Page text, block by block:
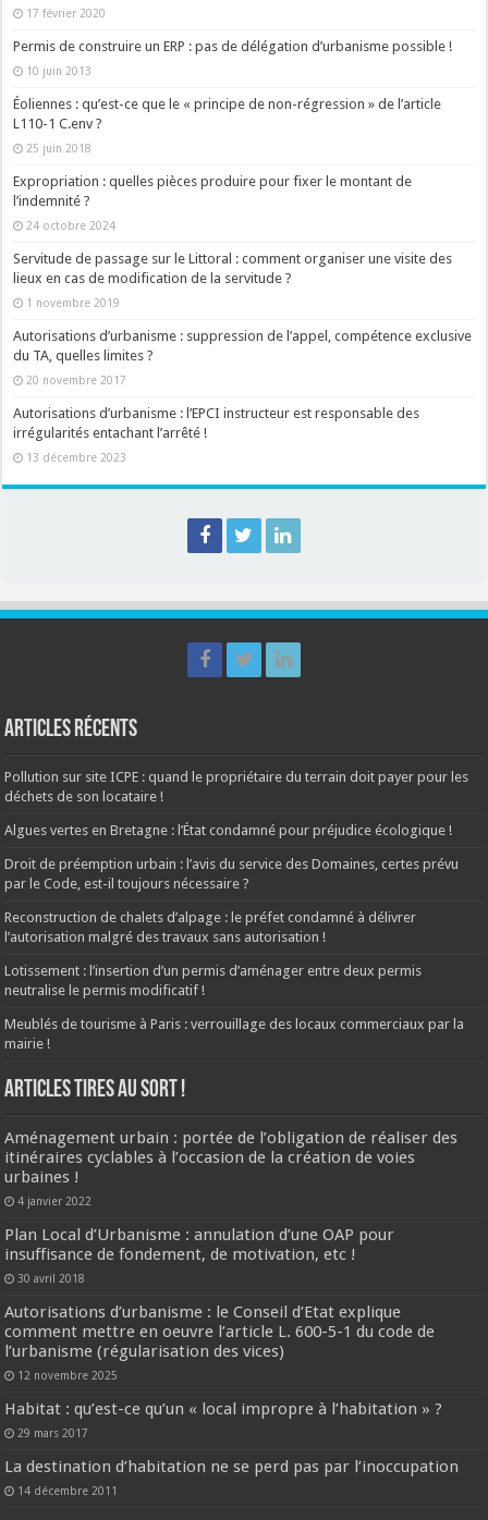
17 février 2020
Permis de construire un ERP : pas de délégation d’urbanisme possible !
10 juin 2013
Éoliennes : qu’est-ce que le « principe de non-régression » de l’article
L110-1 C.env ?
25 juin 2018
Expropriation : quelles pièces produire pour fixer le montant de
l’indemnité ?
24 octobre 2024
Servitude de passage sur le Littoral : comment organiser une visite des
lieux en cas de modification de la servitude ?
1 novembre 2019
Autorisations d’urbanisme : suppression de l’appel, compétence exclusive
du TA, quelles limites ?
20 novembre 2017
Autorisations d’urbanisme : l’EPCI instructeur est responsable des
irrégularités entachant l’arrêté !
13 décembre 2023
Articles récents
Pollution sur site ICPE : quand le propriétaire du terrain doit payer pour les
déchets de son locataire !
Algues vertes en Bretagne : l’État condamné pour préjudice écologique !
Droit de préemption urbain : l’avis du service des Domaines, certes prévu
par le Code, est-il toujours nécessaire ?
Reconstruction de chalets d’alpage : le préfet condamné à délivrer
l’autorisation malgré des travaux sans autorisation !
Lotissement : l’insertion d’un permis d’aménager entre deux permis
neutralise le permis modificatif !
Meublés de tourisme à Paris : verrouillage des locaux commerciaux par la
mairie !
ARTICLES TIRES AU SORT !
Aménagement urbain : portée de l’obligation de réaliser des
itinéraires cyclables à l’occasion de la création de voies
urbaines !
4 janvier 2022
Plan Local d’Urbanisme : annulation d’une OAP pour
insuffisance de fondement, de motivation, etc !
30 avril 2018
Autorisations d’urbanisme : le Conseil d’Etat explique
comment mettre en oeuvre l’article L. 600-5-1 du code de
l’urbanisme (régularisation des vices)
12 novembre 2025
Habitat : qu’est-ce qu’un « local impropre à l’habitation » ?
29 mars 2017
La destination d’habitation ne se perd pas par l’inoccupation
14 décembre 2011